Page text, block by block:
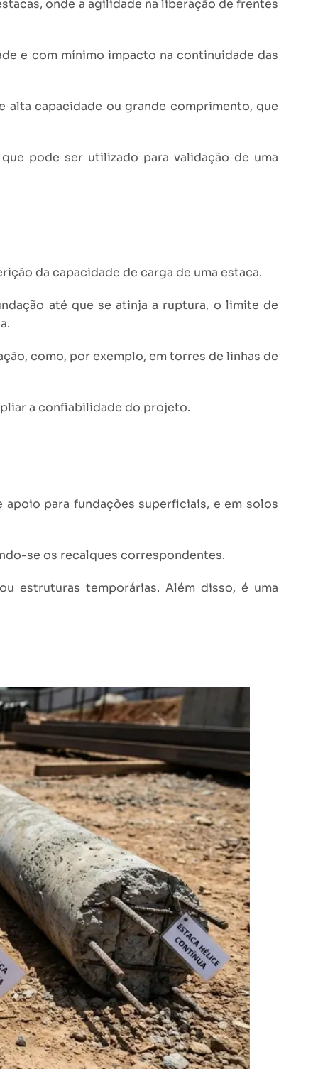
onde a agilidade na liberação de frentes
e com mínimo impacto na continuidade das
alta capacidade ou grande comprimento, que
pode ser utilizado para validação de uma
da capacidade de carga de uma estaca.
até que se atinja a ruptura, o limite de
como, por exemplo, em torres de linhas de
a confiabilidade do projeto.
para fundações superficiais, e em solos
se os recalques correspondentes.
estruturas temporárias. Além disso, é uma